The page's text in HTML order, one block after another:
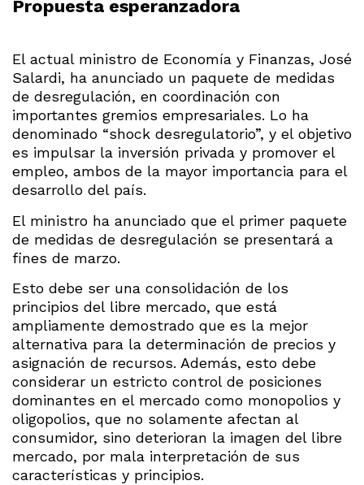
Propuesta esperanzadora
El actual ministro de Economía y Finanzas, José
Salardi, ha anunciado un paquete de medidas
de desregulación, en coordinación con
importantes gremios empresariales. Lo ha
denominado “shock desregulatorio”, y el objetivo
es impulsar la inversión privada y promover el
empleo, ambos de la mayor importancia para el
desarrollo del país.
El ministro ha anunciado que el primer paquete
de medidas de desregulación se presentará a
fines de marzo.
Esto debe ser una consolidación de los
principios del libre mercado, que está
ampliamente demostrado que es la mejor
alternativa para la determinación de precios y
asignación de recursos. Además, esto debe
considerar un estricto control de posiciones
dominantes en el mercado como monopolios y
oligopolios, que no solamente afectan al
consumidor, sino deterioran la imagen del libre
mercado, por mala interpretación de sus
características y principios.